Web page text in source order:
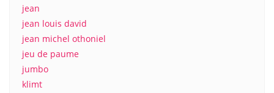
jean
jean louis david
jean michel othoniel
jeu de paume
jumbo
klimt